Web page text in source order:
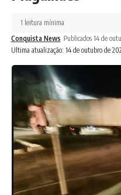
Ultima atualização: 14 de outubro de
Conquista News Publicados 14 de
1 leitura mínima